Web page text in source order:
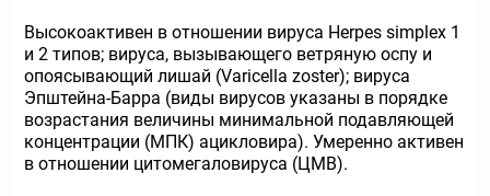
Высокоактивен в отношении вируса Herpes simplex 1
и 2 типов; вируса, вызывающего ветряную оспу и
опоясывающий лишай (Varicella zoster); вируса
Эпштейна-Барра (виды вирусов указаны в порядке
возрастания величины минимальной подавляющей
концентрации (МПК) ацикловира). Умеренно активен
в отношении цитомегаловируса (ЦМВ).